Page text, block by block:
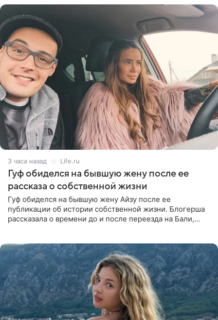
3 часа назад Life.ru
Гуф обиделся на бывшую жену после ее
рассказа о собственной жизни
Гуф обиделся на бывшую жену Айзу после ее
публикации об истории собственной жизни. Блогерша
рассказала о времени до и после переезда на Бали,